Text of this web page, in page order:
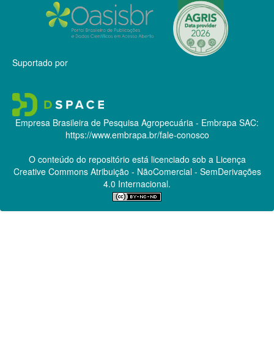
Suportado por
Empresa Brasileira de Pesquisa Agropecuária - Embrapa SAC:
https://www.embrapa.br/fale-conosco
O conteúdo do repositório está licenciado sob a Licença
Creative CommonsAtribuição - NãoComercial - SemDerivações
4.0 Internacional.